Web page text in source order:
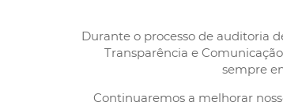
Durante o processo de auditoria
Transparência e
sempre
Continuaremos a melhorar